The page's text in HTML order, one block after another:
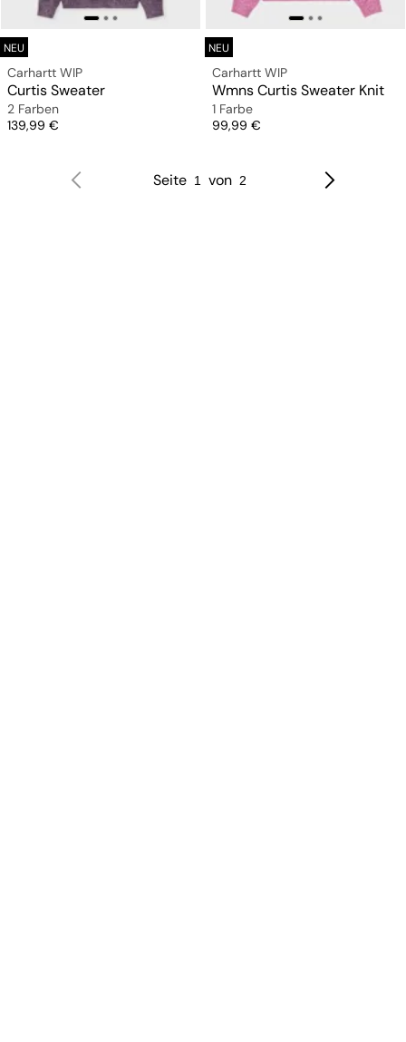
NEU
Carhartt WIP
Curtis Sweater
2 Farben
Preis
139,99 €
NEU
Carhartt WIP
Wmns Curtis Sweater Knit
1 Farbe
Preis
99,99 €
Seite 1 von 2